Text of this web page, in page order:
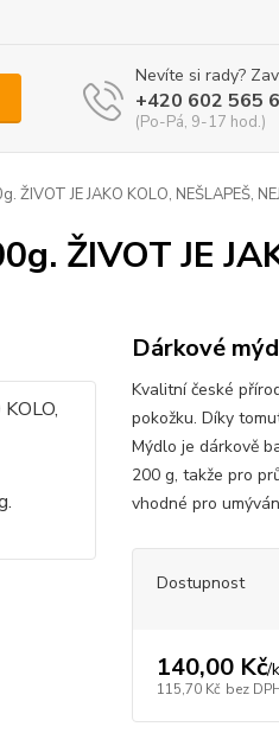
Nevíte si rady?
+420 602 565
(Po-Pá, 9-17 hod.)
JE JAKO KOLO, NEŠLAPEŠ,
ŽIVOT JE
Dárkové
Kvalitní české
pokožku. Díky
Mýdlo je dárkově
200 g, takže pro
vhodné pro
Dostupnost
140,00 Kč/
115,70 Kč bez